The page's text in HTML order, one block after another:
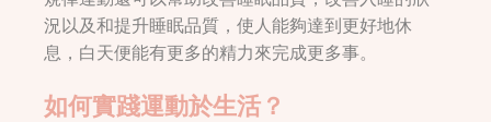
況以及和提升睡眠品質，使人能夠達到更好地休
息，白天便能有更多的精力來完成更多事。
如何實踐運動於生活？